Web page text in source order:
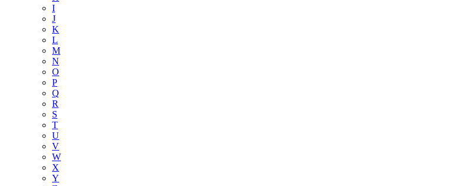
I
J
K
L
M
N
O
P
Q
R
S
T
U
V
W
X
Y